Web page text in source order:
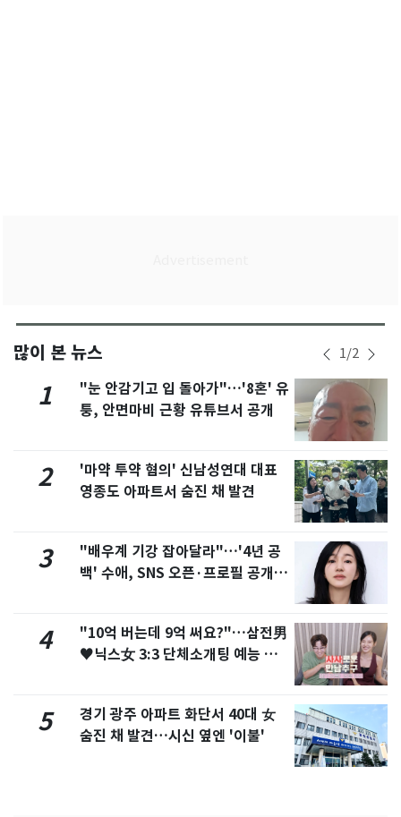
많이 본 뉴스 1/2
1
"눈 안감기고 입 돌아가"…'8혼' 유
퉁, 안면마비 근황 유튜브서 공개
2
'마약 투약 혐의' 신남성연대 대표
영종도 아파트서 숨진 채 발견
3
"배우계 기강 잡아달라"…'4년 공
백' 수애, SNS 오픈·프로필 공개
4
"10억 버는데 9억 써요?"…삼전男
♥닉스女 3:3 단체소개팅 예능 화
5
경기 광주 아파트 화단서 40대 女
숨진 채 발견…시신 옆엔 '이불'